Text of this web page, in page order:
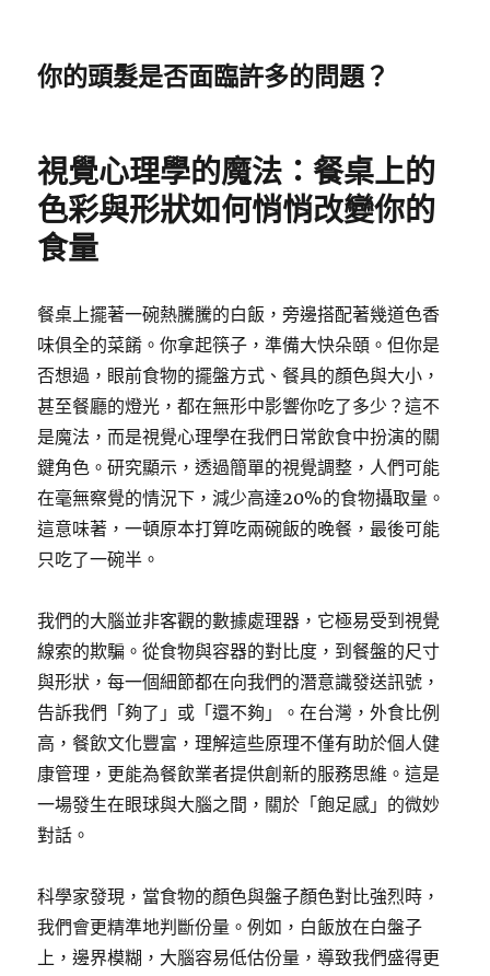
你的頭髮是否面臨許多的問題？
視覺心理學的魔法：餐桌上的
色彩與形狀如何悄悄改變你的
食量
餐桌上擺著一碗熱騰騰的白飯，旁邊搭配著幾道色香
味俱全的菜餚。你拿起筷子，準備大快朵頤。但你是
否想過，眼前食物的擺盤方式、餐具的顏色與大小，
甚至餐廳的燈光，都在無形中影響你吃了多少？這不
是魔法，而是視覺心理學在我們日常飲食中扮演的關
鍵角色。研究顯示，透過簡單的視覺調整，人們可能
在毫無察覺的情況下，減少高達20%的食物攝取量。
這意味著，一頓原本打算吃兩碗飯的晚餐，最後可能
只吃了一碗半。
我們的大腦並非客觀的數據處理器，它極易受到視覺
線索的欺騙。從食物與容器的對比度，到餐盤的尺寸
與形狀，每一個細節都在向我們的潛意識發送訊號，
告訴我們「夠了」或「還不夠」。在台灣，外食比例
高，餐飲文化豐富，理解這些原理不僅有助於個人健
康管理，更能為餐飲業者提供創新的服務思維。這是
一場發生在眼球與大腦之間，關於「飽足感」的微妙
對話。
科學家發現，當食物的顏色與盤子顏色對比強烈時，
我們會更精準地判斷份量。例如，白飯放在白盤子
上，邊界模糊，大腦容易低估份量，導致我們盛得更